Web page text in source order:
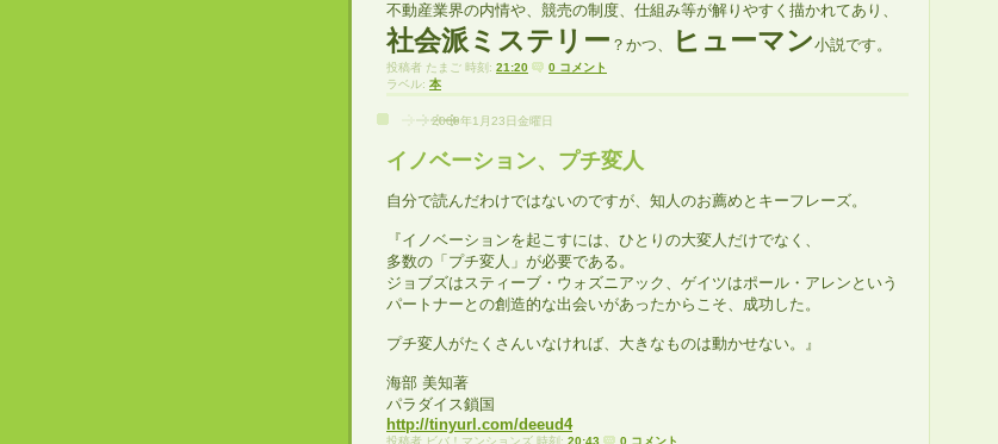
不動産業界の内情や、競売の制度、仕組み等が解りやすく描かれてあり、
社会派ミステリー ？かつ、 ヒューマン小説です。
投稿者 たまご 時刻: 21:20
0 コメント
ラベル: 本
2009年1月23日金曜日
イノベーション、プチ変人
自分で読んだわけではないのですが、知人のお薦めとキーフレーズ。
『イノベーションを起こすには、ひとりの大変人だけでなく、
多数の「プチ変人」が必要である。
ジョブズはスティーブ・ウォズニアック、ゲイツはポール・アレンという
パートナーとの創造的な出会いがあったからこそ、成功した。
プチ変人がたくさんいなければ、大きなものは動かせない。』
海部 美知著
パラダイス鎖国
http://tinyurl.com/deeud4